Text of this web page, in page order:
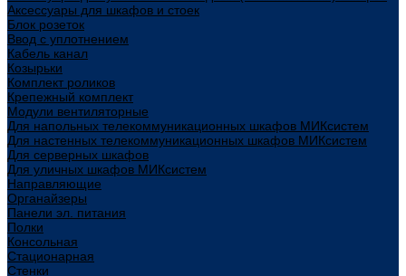
Аксессуары для шкафов и стоек
Блок розеток
Ввод с уплотнением
Кабель канал
Козырьки
Комплект роликов
Крепежный комплект
Модули вентиляторные
Для напольных телекоммуникационных шкафов МИКсистем
Для настенных телекоммуникационных шкафов МИКсистем
Для серверных шкафов
Для уличных шкафов МИКсистем
Направляющие
Органайзеры
Панели эл. питания
Полки
Консольная
Стационарная
Стенки